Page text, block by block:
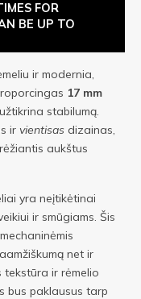
FOR
BE UP TO
ir modernia,
17 mm
stabilumą.
ir vientisas dizainas,
aukštus
yra neįtikėtinai
ir smūgiams. Šis
net ir
ir rėmelio
bus paklausus tarp